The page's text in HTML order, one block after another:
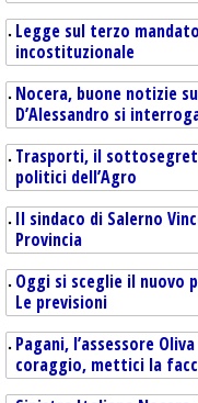
Legge sul terzo
incostituzionale
Nocera, buone notizie
D’Alessandro si
Trasporti, il
politici dell’Agro
Il sindaco di Salerno
Provincia
Oggi si sceglie il nuovo
Le previsioni
Pagani, l’assessore
coraggio, mettici la